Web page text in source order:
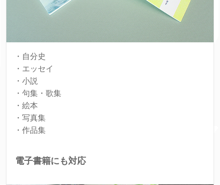
・自分史
・エッセイ
・小説
・句集・歌集
・絵本
・写真集
・作品集
電子書籍にも対応